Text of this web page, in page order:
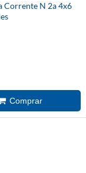
Corrente N 2a 4x6